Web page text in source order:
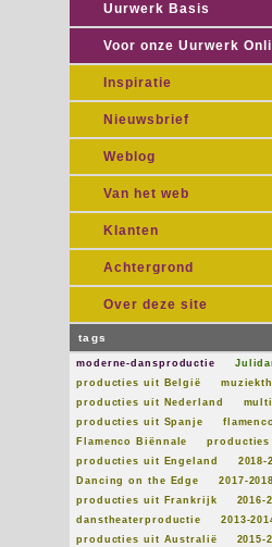
Uurwerk Basis
Voor onze Uurwerk
Inspiratie
Nieuwsbrief
Weblog
Van het web
Klanten
Achtergrond
Over deze site
tags
moderne-dansproductie
producties uit België
producties uit Nederland
producties uit Spanje
Flamenco Biënnale
producties
producties uit Engeland
2018-
Dancing on the Edge
2017-2018
producties uit Frankrijk
2016-
danstheaterproductie
2013-
producties uit Australië
2015-